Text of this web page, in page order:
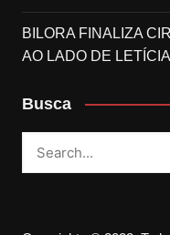
BILORA FINALIZA
AO LADO DE
Busca